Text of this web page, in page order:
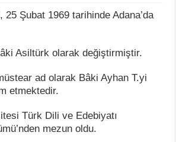
Şubat 1969 tarihinde Adana’da
Asiltürk olarak değiştirmiştir.
ad olarak Bâki Ayhan T.yi
etmektedir.
Türk Dili ve Edebiyatı
mezun oldu.